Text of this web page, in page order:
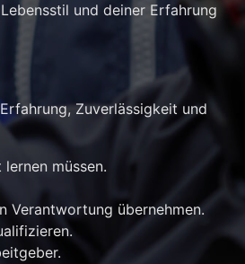
und deiner Erfahrung
Zuverlässigkeit und
müssen.
Verantwortung übernehmen.